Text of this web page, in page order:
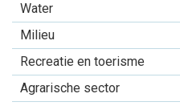
Water
Milieu
Recreatie en toerisme
Agrarische sector